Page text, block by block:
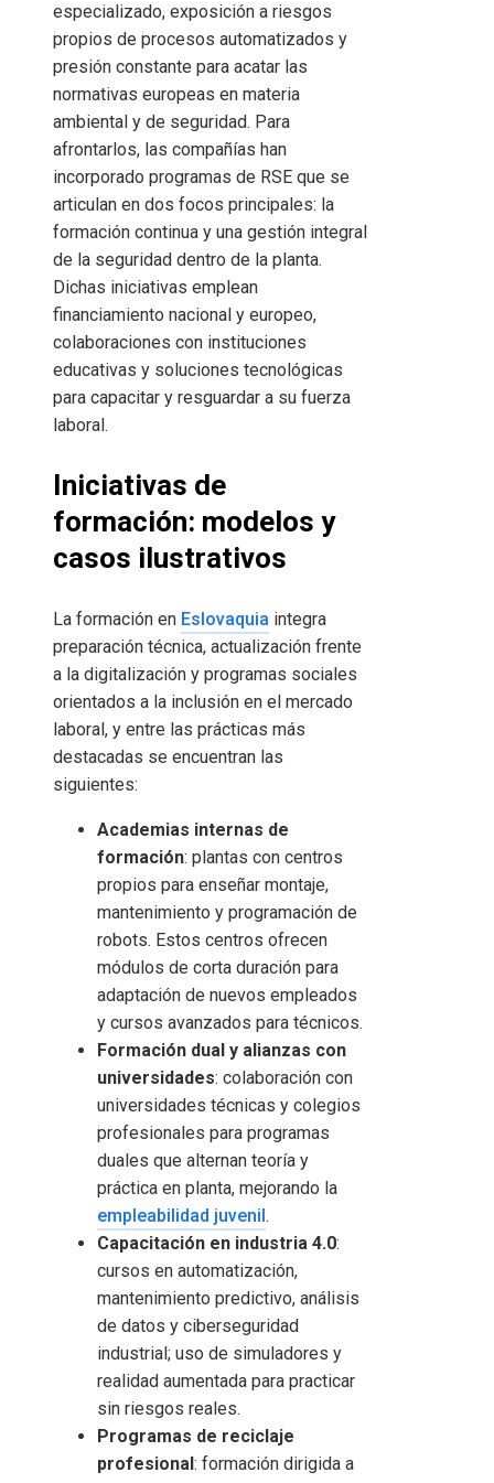
especializado, exposición a riesgos
propios de procesos automatizados y
presión constante para acatar las
normativas europeas en materia
ambiental y de seguridad. Para
afrontarlos, las compañías han
incorporado programas de RSE que se
articulan en dos focos principales: la
formación continua y una gestión integral
de la seguridad dentro de la planta.
Dichas iniciativas emplean
financiamiento nacional y europeo,
colaboraciones con instituciones
educativas y soluciones tecnológicas
para capacitar y resguardar a su fuerza
laboral.
Iniciativas de
formación: modelos y
casos ilustrativos
La formación en Eslovaquia integra
preparación técnica, actualización frente
a la digitalización y programas sociales
orientados a la inclusión en el mercado
laboral, y entre las prácticas más
destacadas se encuentran las
siguientes:
Academias internas de
formación: plantas con centros
propios para enseñar montaje,
mantenimiento y programación de
robots. Estos centros ofrecen
módulos de corta duración para
adaptación de nuevos empleados
y cursos avanzados para técnicos.
Formación dual y alianzas con
universidades: colaboración con
universidades técnicas y colegios
profesionales para programas
duales que alternan teoría y
práctica en planta, mejorando la
empleabilidad juvenil .
Capacitación en industria 4.0:
cursos en automatización,
mantenimiento predictivo, análisis
de datos y ciberseguridad
industrial; uso de simuladores y
realidad aumentada para practicar
sin riesgos reales.
Programas de reciclaje
profesional : formación dirigida a